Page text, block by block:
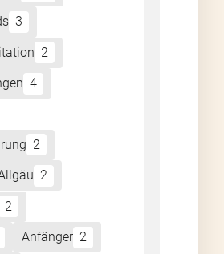
3
2
4
2
2
2
Anfänger 2